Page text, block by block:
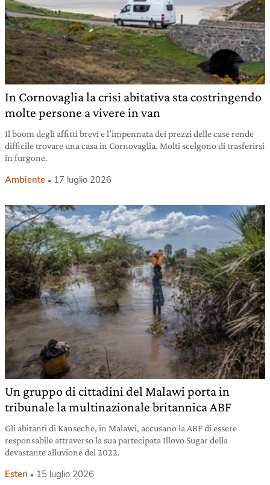
In Cornovaglia la crisi abitativa sta costringendo
molte persone a vivere in van
Il boom degli affitti brevi e l’impennata dei prezzi delle case rende
difficile trovare una casa in Cornovaglia. Molti scelgono di trasferirsi
in furgone.
Ambiente 17 luglio 2026
Un gruppo di cittadini del Malawi porta in
tribunale la multinazionale britannica ABF
Gli abitanti di Kanseche, in Malawi, accusano la ABF di essere
responsabile attraverso la sua partecipata Illovo Sugar della
devastante alluvione del 2022.
Esteri 15 luglio 2026